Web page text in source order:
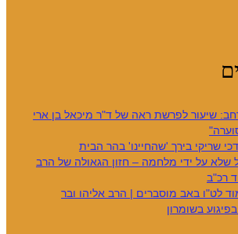
שיעור לפרשת ראה של ד"ר מיכאל בן ארי
שריקי בירך 'שהחיינו' בהר הבית
שלא על ידי מלחמה – חזון הגאולה של הרב
רכ"ב
לט"ו באב מוסברים | הרב אליהו ובר
בשומרון